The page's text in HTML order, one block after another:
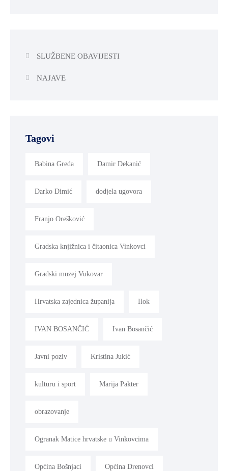
SLUŽBENE OBAVIJESTI
NAJAVE
Tagovi
Babina Greda Damir Dekanić
Darko Dimić dodjela ugovora
Franjo Orešković
Gradska knjižnica i čitaonica Vinkovci
Gradski muzej Vukovar
Hrvatska zajednica županija Ilok
IVAN BOSANČIĆ Ivan Bosančić
Javni poziv Kristina Jukić
kulturu i sport Marija Pakter
obrazovanje
Ogranak Matice hrvatske u Vinkovcima
Općina Bošnjaci Općina Drenovci